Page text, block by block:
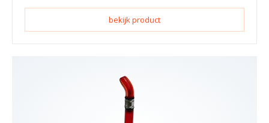
bekijk product